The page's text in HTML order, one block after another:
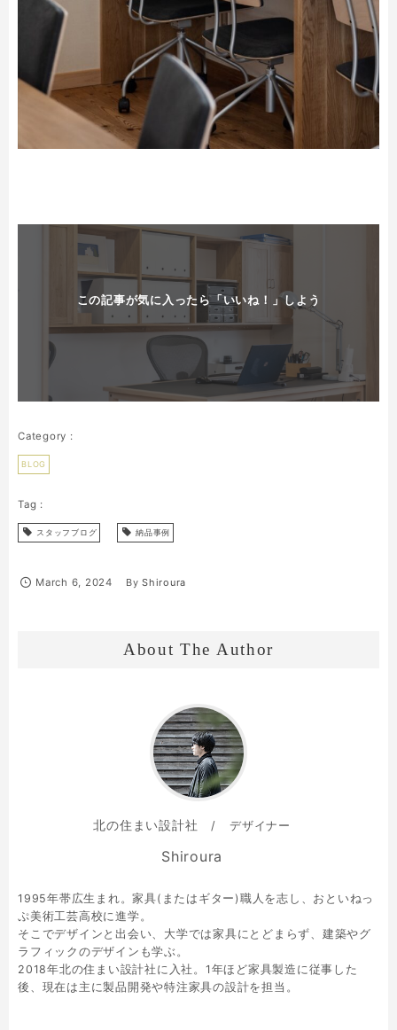
この記事が気に入ったら「いいね！」しよう
BLOG
スタッフブログ 納品事例
March 6, 2024 ByShiroura
About The Author
北の住まい設計社 デザイナー
Shiroura
1995年帯広生まれ。家具(またはギター)職人を志し、おといねっ
ぷ美術工芸高校に進学。
そこでデザインと出会い、大学では家具にとどまらず、建築やグ
ラフィックのデザインも学ぶ。
2018年北の住まい設計社に入社。1年ほど家具製造に従事した
後、現在は主に製品開発や特注家具の設計を担当。